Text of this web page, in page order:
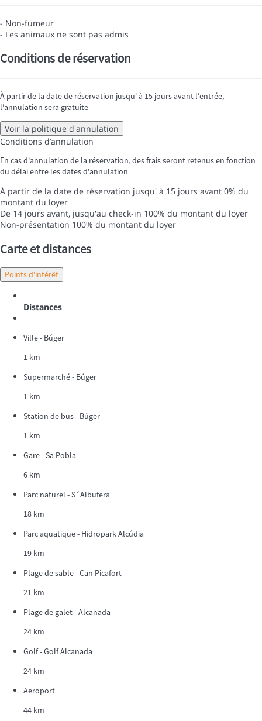
- Non-fumeur
- Les animaux ne sont pas admis
Conditions de réservation
À partir de la date de réservation jusqu' à 15 jours avant l'entrée,
l'annulation sera gratuite
Voir la politique d'annulation
Conditions d’annulation
En cas d'annulation de la réservation, des frais seront retenus en fonction
du délai entre les dates d'annulation
À partir de la date de réservation jusqu' à 15 jours avant 0% du
montant du loyer
De 14 jours avant, jusqu'au check-in 100% du montant du loyer
Non-présentation 100% du montant du loyer
Carte et distances
Points d'intérêt
Distances
Ville - Búger
1 km
Supermarché - Búger
1 km
Station de bus - Búger
1 km
Gare - Sa Pobla
6 km
Parc naturel - S´Albufera
18 km
Parc aquatique - Hidropark Alcúdia
19 km
Plage de sable - Can Picafort
21 km
Plage de galet - Alcanada
24 km
Golf - Golf Alcanada
24 km
Aeroport
44 km